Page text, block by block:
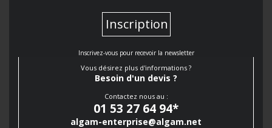
Inscription
Inscrivez-vous pour recevoir la newsletter
Vous désirez plus d'informations ?
Besoin d'un devis ?
Contactez nous au :
01 53 27 64 94*
algam-enterprise@algam.net